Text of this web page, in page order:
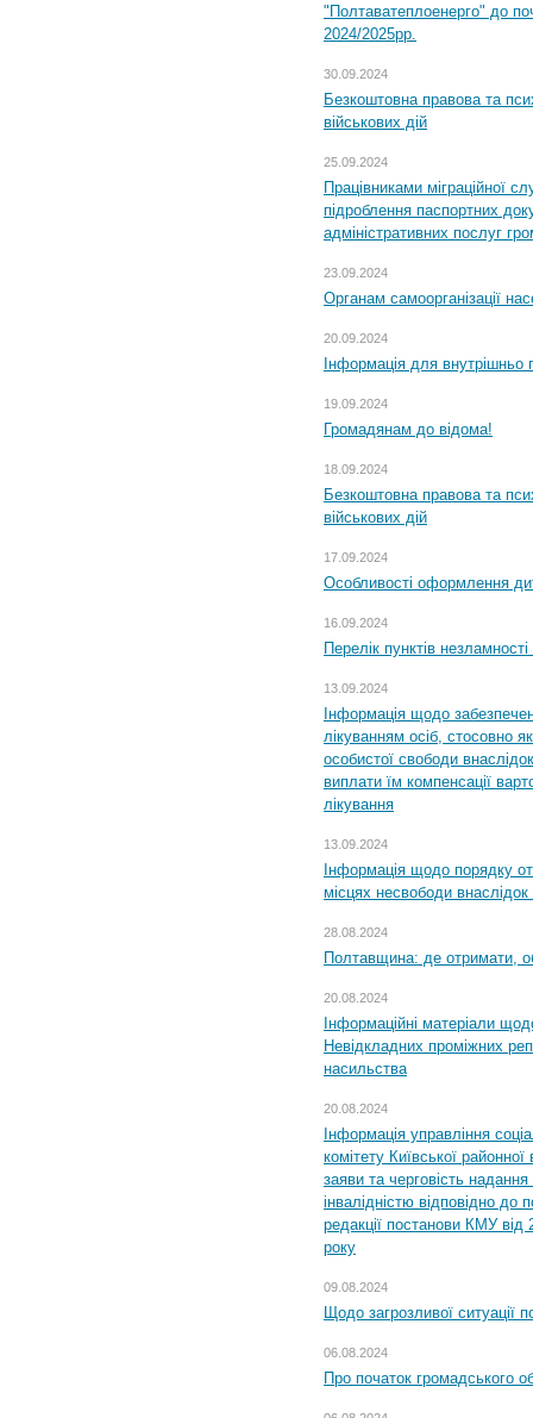
"Полтаватеплоенерго" до
2024/2025рр.
30.09.2024
Безкоштовна правова та
військових дій
25.09.2024
Працівниками міграційної
підроблення паспортних
адміністративних послуг
23.09.2024
Органам самоорганізації
20.09.2024
Інформація для внутрішньо
19.09.2024
Громадянам до відома!
18.09.2024
Безкоштовна правова та
військових дій
17.09.2024
Особливості оформлення
16.09.2024
Перелік пунктів
13.09.2024
Інформація щодо
лікуванням осіб, стосовно
особистої свободи
виплати їм компенсації
лікування
13.09.2024
Інформація щодо порядку
місцях несвободи внаслідок
28.08.2024
Полтавщина: де отримати,
20.08.2024
Інформаційні матеріали
Невідкладних проміжних
насильства
20.08.2024
Інформація управління
комітету Київської
заяви та черговість надання
інвалідністю відповідно
редакції постанови КМУ
року
09.08.2024
Щодо загрозливої ситуації
06.08.2024
Про початок громадського